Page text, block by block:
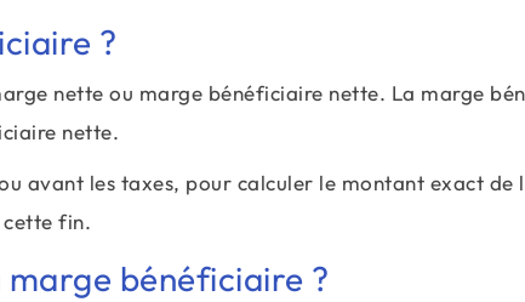
?
nette ou marge bénéficiaire nette. La marge
nette.
avant les taxes, pour calculer le montant exact de
fin.
bénéficiaire ?